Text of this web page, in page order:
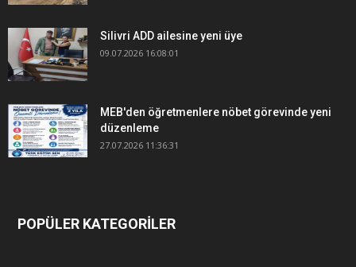
Silivri ADD ailesine yeni üye
09.07.2026 16:08:01
MEB'den öğretmenlere nöbet görevinde yeni
düzenleme
27.07.2026 11:36:31
POPÜLER KATEGORİLER